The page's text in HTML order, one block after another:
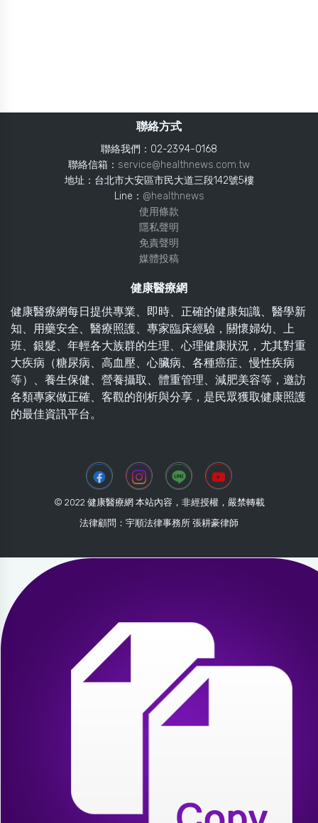
聯絡方式
聯絡我們：02-2394-0168
聯絡信箱： service@healthnews.com.tw
地址：台北市大安區市民大道三段142號5樓
Line： @healthnews
使用條款
隱私聲明
免責聲明
媒體投稿
健康醫療網
健康醫療網每日提供專業、即時、正確的健康知識、醫學新
知、用藥安全、醫療照護、專家臨床經驗，關懷婦幼、上
班、銀髮、年輕各大族群的生理、心理健康狀況，尤其對重
大疾病（糖尿病、高血壓、心臟病、各種癌症、慢性疾病
等）、養生保健、營養攝取、體重管理、減肥美容等，邀訪
各類專家做正確、客觀的剖析與分享，是民眾獲取健康照護
的最佳資訊平台。
© 2022 健康醫療網 本站內容，非經授權，嚴禁轉載
法律顧問：宇順法律事務所 張耕豪律師